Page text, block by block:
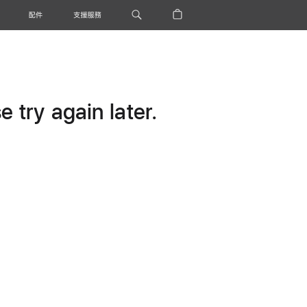
配件 支援服務
try again later.